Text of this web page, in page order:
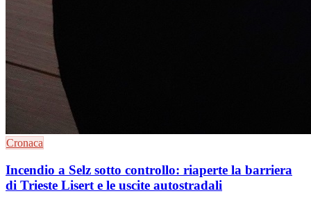
Cronaca
Incendio a Selz sotto controllo: riaperte la barriera
di Trieste Lisert e le uscite autostradali